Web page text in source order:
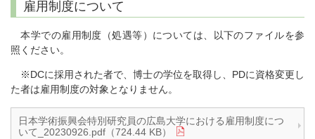
雇用制度について
本学での雇用制度（処遇等）については、以下のファイルを参
照ください。
※DCに採用された者で、博士の学位を取得し、PDに資格変更し
た者は雇用制度の対象となりません。
日本学術振興会特別研究員の広島大学における雇用制度につ
いて_20230926.pdf（724.44 KB）